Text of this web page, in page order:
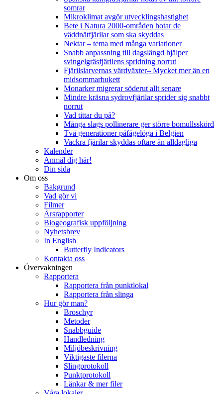
somrar
Mikroklimat avgör utvecklingshastighet
Bete i Natura 2000-områden hotar de
väddnätfjärilar som ska skyddas
Nektar – tema med många variationer
Snabb anpassning till dagslängd hjälper
svingelgräsfjärilens spridning norrut
Fjärilslarvernas värdväxter– Mycket mer än en
midsommarbukett
Monarker migrerar söderut allt senare
Mindre kräsna sydrovfjärilar sprider sig snabbt
norrut
Vad tittar du på?
Många slags pollinerare ger större bomullsskörd
Två generationer påfågelöga i Belgien
Vackra fjärilar skyddas oftare än alldagliga
Kalender
Anmäl dig här!
Din sida
Om oss
Bakgrund
Vad gör vi
Filmer
Årsrapporter
Biogeografisk uppföljning
Nyhetsbrev
In English
Butterfly Indicators
Kontakta oss
Övervakningen
Rapportera
Rapportera från punktlokal
Rapportera från slinga
Hur gör man?
Broschyr
Metoder
Snabbguide
Handledning
Miljöbeskrivning
Viktigaste filerna
Slingprotokoll
Punktprotokoll
Länkar & mer filer